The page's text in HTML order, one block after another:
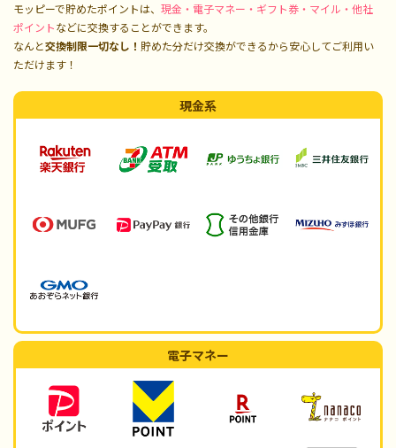
モッピーで貯めたポイントは、 現金・電子マネー・ギフト券・マイル・他社
ポイントなどに交換することができます。
なんと交換制限一切なし！ 貯めた分だけ交換ができるから安心してご利用い
ただけます！
現金系
電子マネー